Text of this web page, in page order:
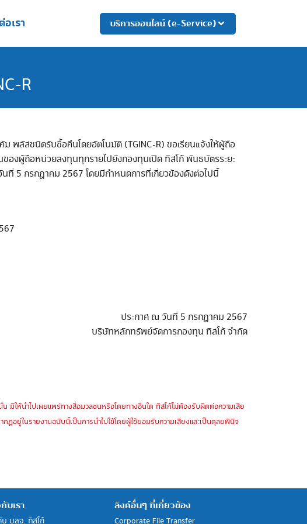
เรา บริการออนไลน์ (e-Service)
R
พลัสชนิดรับซื้อคืนโดยอัตโนมัติ (TGINC-R) ขอเรียนแจ้งให้ผู้ถือ
งผู้ถือหน่วยลงทุนทุกรายไปยังกองทุนเปิด ทิสโก้ พันธบัตรระยะ
5 กรกฎาคม 2567 โดยมีกำหนดการที่เกี่ยวข้องดังต่อไปนี้
ประกาศ ณ วันที่ 5 กรกฎาคม 2567
บริษัทหลักทรัพย์จัดการกองทุน ทิสโก้ จำกัด
มิให้นำไปเผยแพร่ทางสื่อมวลชนหรือโดยทางอื่นใด ทิสโก้ไม่ต้องรับผิดต่อความเสีย
ฏอยู่ในรายงานฉบับนี้เป็นการนำไปใช้โดยผู้ใช้ยอมรับความเสี่ยงและเป็นดุลยพินิจ
บเรา
บ บลจ. ทิสโก้
ลิงค์อื่นๆ ที่เกี่ยวข้อง
Corporate File Transfer